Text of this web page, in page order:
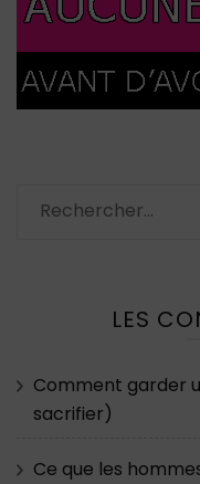
Rechercher :
LES
Comment garder
sacrifier)
Ce que les